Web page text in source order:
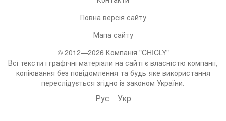
Повна версія сайту
Мапа сайту
© 2012—2026 Компанія "CHICLY"
Всі тексти і графічні матеріали на сайті є власністю компанії,
копіювання без повідомлення та будь-яке використання
переслідується згідно із законом України.
Рус Укр